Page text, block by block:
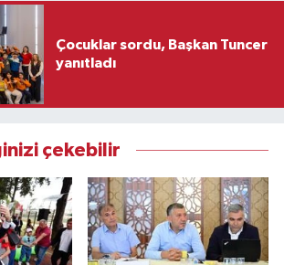
Çocuklar sordu, Başkan Tuncer
yanıtladı
çekebilir